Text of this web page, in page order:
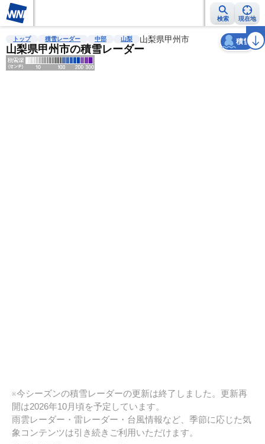
検索 現在地
雨雲レーダー 台風情報 地震情報 警報・注意報 2週間天気 ラ
トップ 積雪レーダー 中部 山梨 山梨県甲州市
山梨県甲州市の積雪レーダー
積雪
天気 台風
※今シーズンの積雪レーダーの更新は終了しました。更新再
開は2026年10月頃を予定しています。
雨雲レーダー・雷レーダー・台風情報など、季節に応じた気
象コンテンツは引き続きご利用いただけます。